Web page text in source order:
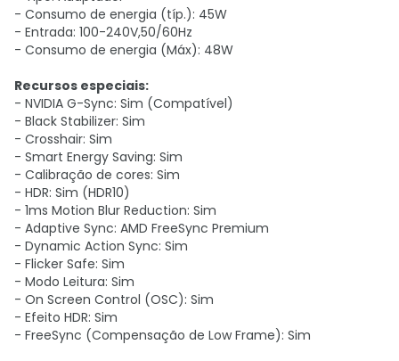
- Consumo de energia (típ.): 45W
- Entrada: 100-240V,50/60Hz
- Consumo de energia (Máx): 48W
Recursos especiais:
- NVIDIA G-Sync: Sim (Compatível)
- Black Stabilizer: Sim
- Crosshair: Sim
- Smart Energy Saving: Sim
- Calibração de cores: Sim
- HDR: Sim (HDR10)
- 1ms Motion Blur Reduction: Sim
- Adaptive Sync: AMD FreeSync Premium
- Dynamic Action Sync: Sim
- Flicker Safe: Sim
- Modo Leitura: Sim
- On Screen Control (OSC): Sim
- Efeito HDR: Sim
- FreeSync (Compensação de Low Frame): Sim